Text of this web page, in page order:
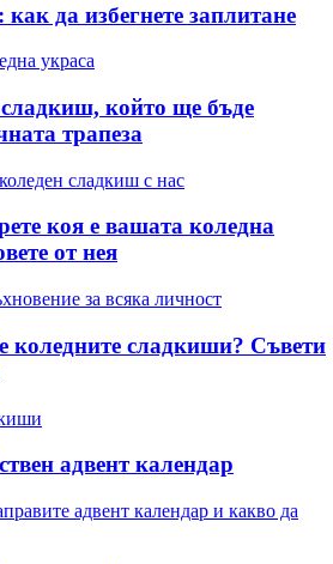
да избегнете заплитане
украса
сладкиш, който ще бъде
трапеза
сладкиш с нас
коя е вашата коледна
от нея
за всяка личност
коледните сладкиши? Съвети
адвент календар
адвент календар и какво да